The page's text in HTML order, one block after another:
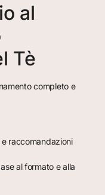
al
Tè
completo e
raccomandazioni
al formato e alla